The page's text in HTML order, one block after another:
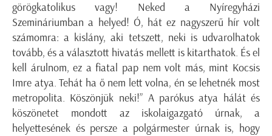
görögkatolikus vagy! Neked a Nyíregyházi
Szemináriumban a helyed! Ó, hát ez nagyszerű hír volt
számomra: a kislány, aki tetszett, neki is udvarolhatok
tovább, és a választott hivatás mellett is kitarthatok. És el
kell árulnom, ez a fiatal pap nem volt más, mint Kocsis
Imre atya. Tehát ha ő nem lett volna, én se lehetnék most
metropolita. Köszönjük neki!” A parókus atya hálát és
köszönetet mondott az iskolaigazgató úrnak, a
helyettesének és persze a polgármester úrnak is, hogy